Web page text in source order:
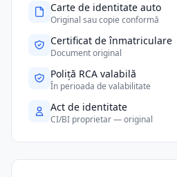
Carte de identitate auto
Original sau copie conformă
Certificat de înmatriculare
Document original
Poliță RCA valabilă
În perioada de valabilitate
Act de identitate
CI/BI proprietar — original